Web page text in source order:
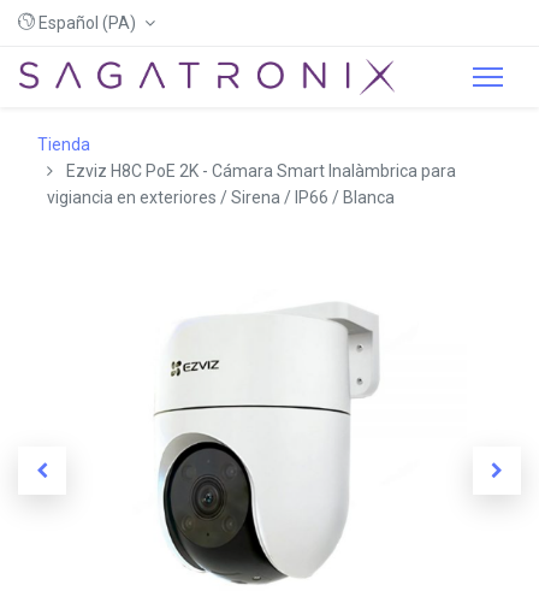
Español (PA)
Tienda
Ezviz H8C PoE 2K - Cámara Smart Inalàmbrica para
vigiancia en exteriores / Sirena / IP66 / Blanca